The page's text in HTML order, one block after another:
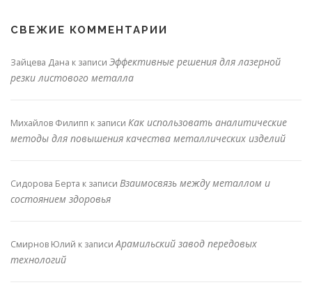
СВЕЖИЕ КОММЕНТАРИИ
Зайцева Дана к записи Эффективные решения для лазерной
резки листового металла
Михайлов Филипп к записи Как использовать аналитические
методы для повышения качества металлических изделий
Сидорова Берта к записи Взаимосвязь между металлом и
состоянием здоровья
Смирнов Юлий к записиАрамильский завод передовых
технологий